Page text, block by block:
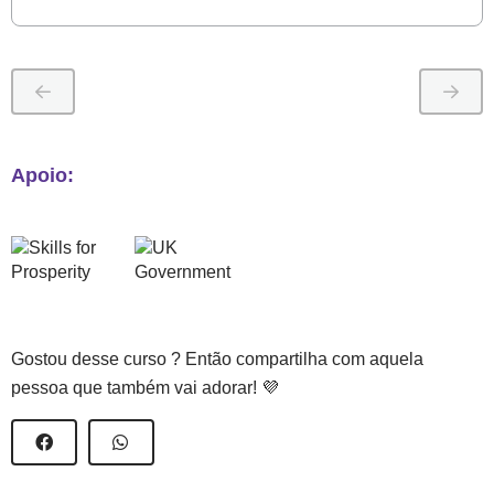
Apoio:
Gostou desse curso ? Então compartilha com aquela
pessoa que também vai adorar! 💜